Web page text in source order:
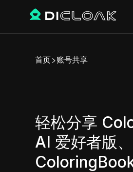
首页 账号共享
轻松分享
AI 爱好者版